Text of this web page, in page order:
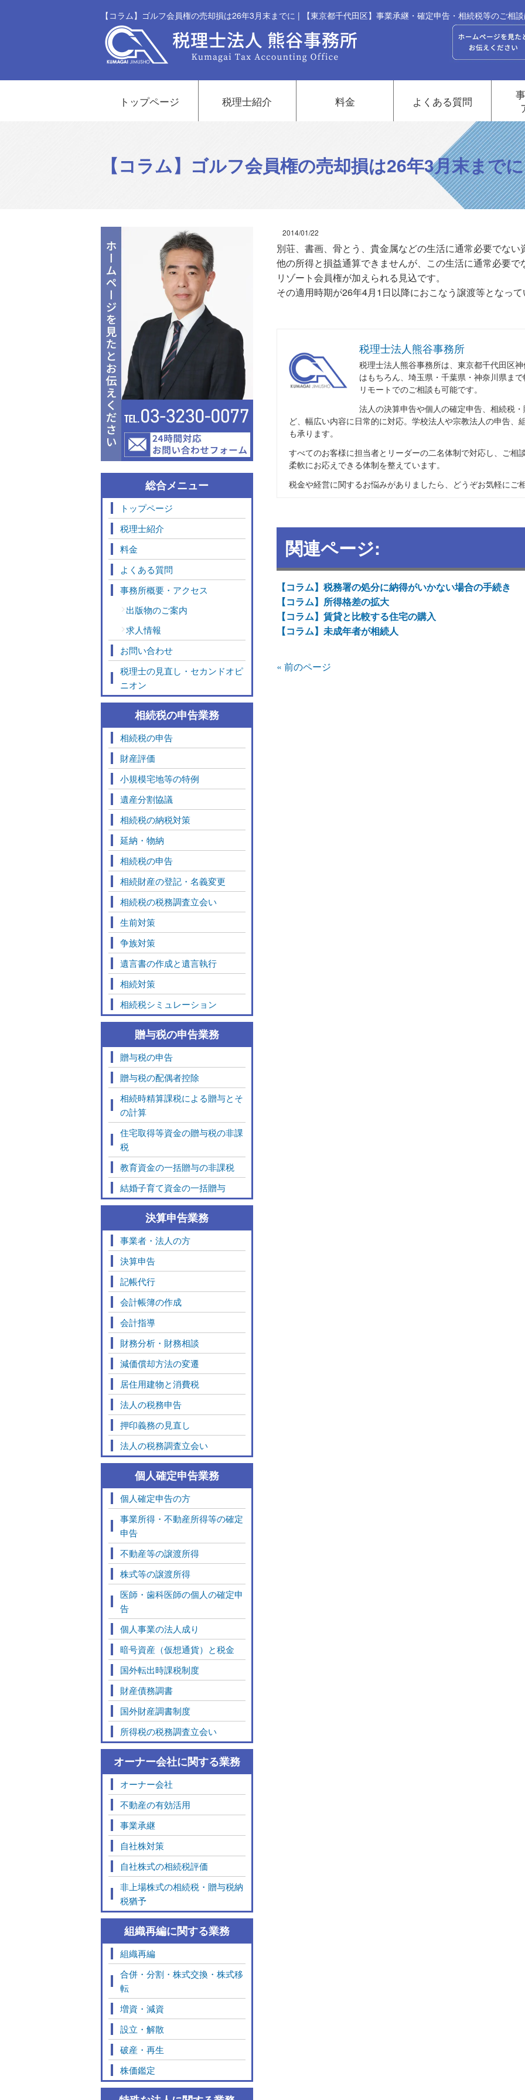
【コラム】ゴルフ会員権の売却損は26年3月末までに | 【東京都千代田区】事業承継・確定申告・相続税等のご相
トップページ 税理士紹介 料金 よくある質問
【コラム】ゴルフ会員権の売却損は26年3月末までに
2014/01/22
別荘、書画、骨とう、貴金属などの生活に通常必要でな
他の所得と損益通算できませんが、この生活に通常必要
リゾート会員権が加えられる見込です。
その適用時期が26年4月1日以降におこなう譲渡等となって
税理士法人熊谷事務所
税理士法人熊谷事務所は、東京都千代田区
はもちろん、埼玉県・千葉県・神奈川県ま
リモートでのご相談も可能です。
法人の決算申告や個人の確定申告、相続税
ど、幅広い内容に日常的に対応。学校法人や宗教法人の申告、
も承ります。
すべてのお客様に担当者とリーダーの二名体制で対応し、ご相
柔軟にお応えできる体制を整えています。
税金や経営に関するお悩みがありましたら、どうぞお気軽にご
関連ページ:
【コラム】税務署の処分に納得がいかない場合の手続き
【コラム】所得格差の拡大
【コラム】賃貸と比較する住宅の購入
【コラム】未成年者が相続人
« 前のページ
総合メニュー
トップページ
税理士紹介
料金
よくある質問
事務所概要・アクセス
出版物のご案内
求人情報
お問い合わせ
税理士の見直し・セカンドオピ
ニオン
相続税の申告業務
相続税の申告
財産評価
小規模宅地等の特例
遺産分割協議
相続税の納税対策
延納・物納
相続税の申告
相続財産の登記・名義変更
相続税の税務調査立会い
生前対策
争族対策
遺言書の作成と遺言執行
相続対策
相続税シミュレーション
贈与税の申告業務
贈与税の申告
贈与税の配偶者控除
相続時精算課税による贈与とそ
の計算
住宅取得等資金の贈与税の非課
税
教育資金の一括贈与の非課税
結婚子育て資金の一括贈与
決算申告業務
事業者・法人の方
決算申告
記帳代行
会計帳簿の作成
会計指導
財務分析・財務相談
減価償却方法の変遷
居住用建物と消費税
法人の税務申告
押印義務の見直し
法人の税務調査立会い
個人確定申告業務
個人確定申告の方
事業所得・不動産所得等の確定
申告
不動産等の譲渡所得
株式等の譲渡所得
医師・歯科医師の個人の確定申
告
個人事業の法人成り
暗号資産（仮想通貨）と税金
国外転出時課税制度
財産債務調書
国外財産調書制度
所得税の税務調査立会い
オーナー会社に関する業務
オーナー会社
不動産の有効活用
事業承継
自社株対策
自社株式の相続税評価
非上場株式の相続税・贈与税納
税猶予
組織再編に関する業務
組織再編
合併・分割・株式交換・株式移
転
増資・減資
設立・解散
破産・再生
株価鑑定